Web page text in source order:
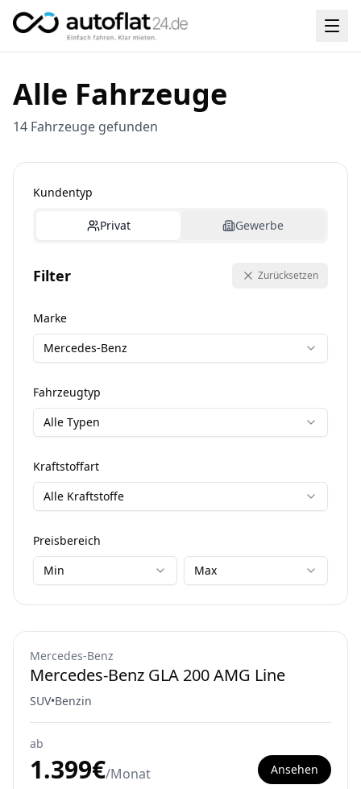
Alle Fahrzeuge
14 Fahrzeuge gefunden
Kundentyp
Privat Gewerbe
Filter Zurücksetzen
Marke
Mercedes-Benz
Fahrzeugtyp
Alle Typen
Kraftstoffart
Alle Kraftstoffe
Preisbereich
Min
Max
Mercedes-Benz
Mercedes-Benz GLA 200 AMG Line
SUV•Benzin
ab
1.399€/Monat Ansehen